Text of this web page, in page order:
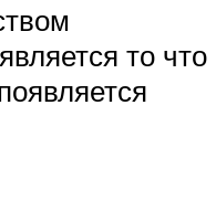
то что